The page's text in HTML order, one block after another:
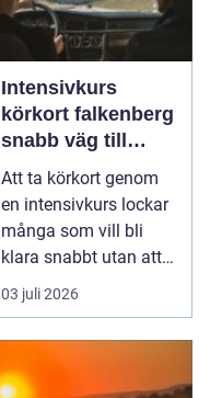
Intensivkurs
körkort falkenberg
snabb väg till
trygg körning
Att ta körkort genom
en intensivkurs lockar
många som vill bli
klara snabbt utan att
tumma på kvalit...
03 juli 2026